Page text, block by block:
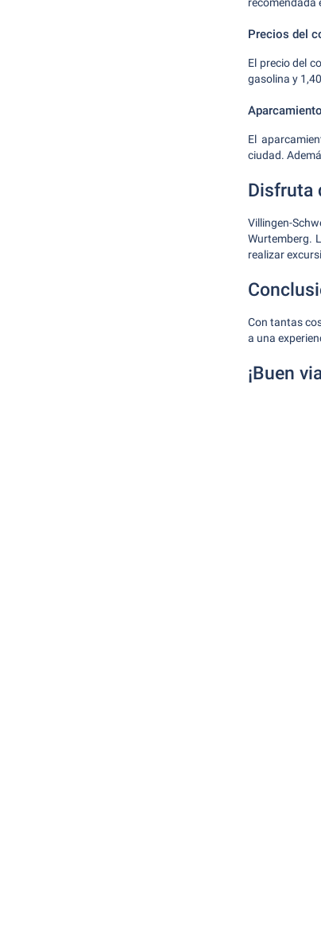
Precios del
El precio del
gasolina y
Aparcamiento
El
ciudad.
Disfruta
Villingen-
Wurtemberg.
realizar
Con tantas
a una
¡Buen